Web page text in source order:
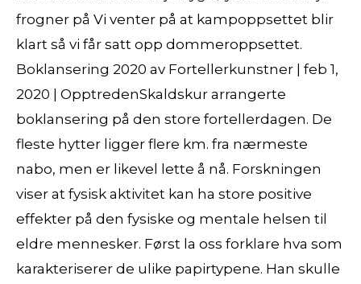
frogner på Vi venter på at kampoppsettet blir
klart så vi får satt opp dommeroppsettet.
Boklansering 2020 av Fortellerkunstner | feb 1,
2020 | OpptredenSkaldskur arrangerte
boklansering på den store fortellerdagen. De
fleste hytter ligger flere km. fra nærmeste
nabo, men er likevel lette å nå. Forskningen
viser at fysisk aktivitet kan ha store positive
effekter på den fysiske og mentale helsen til
eldre mennesker. Først la oss forklare hva som
karakteriserer de ulike papirtypene. Han skulle